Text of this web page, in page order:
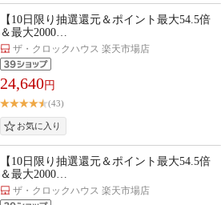
【10日限り抽選還元＆ポイント最大54.5倍
＆最大2000…
ザ・クロックハウス 楽天市場店
24,640円
(43)
【10日限り抽選還元＆ポイント最大54.5倍
＆最大2000…
ザ・クロックハウス 楽天市場店